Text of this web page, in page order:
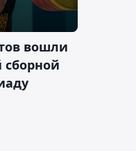
вошли
сборной